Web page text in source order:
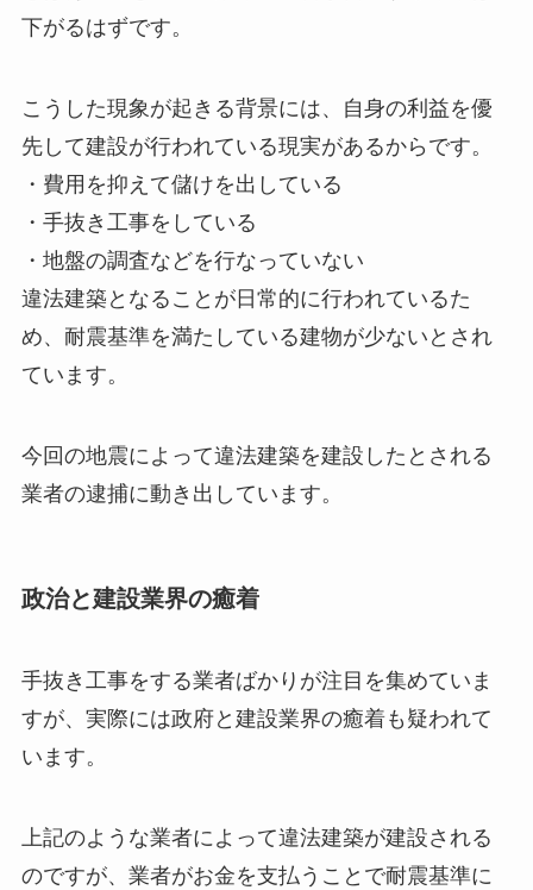
下がるはずです。
こうした現象が起きる背景には、自身の利益を優
先して建設が行われている現実があるからです。
・費用を抑えて儲けを出している
・手抜き工事をしている
・地盤の調査などを行なっていない
違法建築となることが日常的に行われているた
め、耐震基準を満たしている建物が少ないとされ
ています。
今回の地震によって違法建築を建設したとされる
業者の逮捕に動き出しています。
政治と建設業界の癒着
手抜き工事をする業者ばかりが注目を集めていま
すが、実際には政府と建設業界の癒着も疑われて
います。
上記のような業者によって違法建築が建設される
のですが、業者がお金を支払うことで耐震基準に